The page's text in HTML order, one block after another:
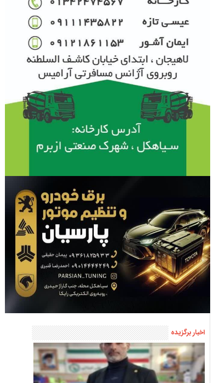
اخبار برگزیده